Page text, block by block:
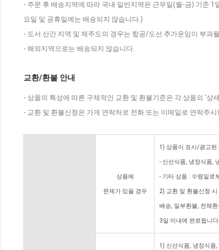
- 주문 후 배송지역에 따라 국내 일반지역은 근무일(월-금) 기준
요일 및 공휴일에는 배송되지 않습니다.)
- 도서 산간 지역 및 제주도의 경우는 항공/도선 추가운임이 부과
- 해외지역으로는 배송되지 않습니다.
교환/환불 안내
- 상품의 특성에 따른 구체적인 교환 및 환불기준은 각 상품의 '상
- 교환 및 환불신청은 가게 연락처로 전화 또는 이메일로 연락주
상품에
문제가 있을 경우
1) 상품이 표시/광고된
- 신선식품, 냉장식품,
- 기타 상품 : 수령일로
2) 교환 및 환불신청
배송, 일부환불, 전체
3일 이내에 완료됩니
1) 신선식품, 냉장식품